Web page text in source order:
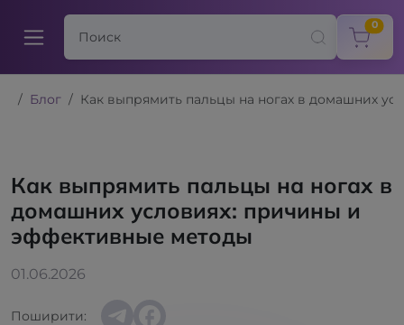
0
Блог Как выпрямить пальцы на ногах в домашних
Как выпрямить пальцы на ногах в
домашних условиях: причины и
эффективные методы
01.06.2026
Поширити: